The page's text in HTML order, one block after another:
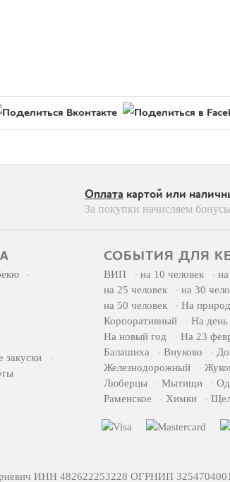
Оплата картой или
За покупки начисляем бонусы
закуски
СОБЫТИЯ ДЛЯ
ВИП на 10 человек
на 25 человек
на 30
на 50 человек
На
Корпоративный
На
На новый год
На 23
Балашиха
Внуково
Железнодорожный
Люберцы
Мытищи
Раменское
Химки
ИНН 482622253228 ОГРНИП